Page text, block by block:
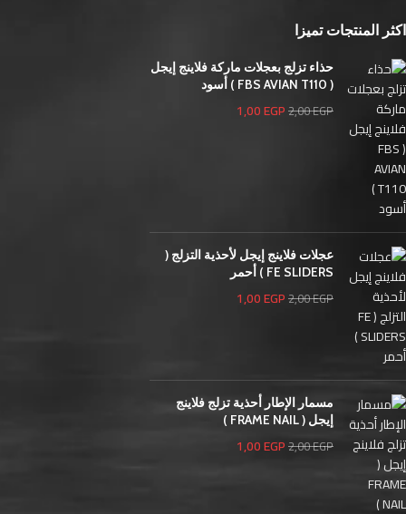
46
72مم 18
76مم
80مم
L / XL
Large
Medium
S / M
Small
12
XL
اكثر المنتجات تميزا
حذاء تزلج بعجلات ماركة فلاينج إيجل
( FBS AVIAN T110 ) أسود
2,00EGP
1,00EGP
عجلات فلاينج إيجل لأحذية التزلج (
FE SLIDERS ) أحمر
2,00EGP
1,00EGP
مسمار الإطار أحذية تزلج فلاينج
إيجل ( FRAME NAIL )
2,00EGP
1,00EGP